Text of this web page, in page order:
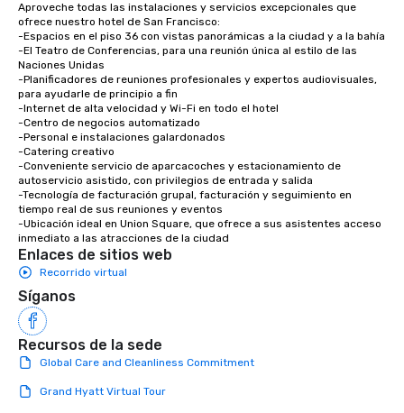
Aproveche todas las instalaciones y servicios excepcionales que
ofrece nuestro hotel de San Francisco:
-Espacios en el piso 36 con vistas panorámicas a la ciudad y a la bahía
-El Teatro de Conferencias, para una reunión única al estilo de las
Naciones Unidas
-Planificadores de reuniones profesionales y expertos audiovisuales,
para ayudarle de principio a fin
-Internet de alta velocidad y Wi-Fi en todo el hotel
-Centro de negocios automatizado
-Personal e instalaciones galardonados
-Catering creativo
-Conveniente servicio de aparcacoches y estacionamiento de
autoservicio asistido, con privilegios de entrada y salida
-Tecnología de facturación grupal, facturación y seguimiento en
tiempo real de sus reuniones y eventos
-Ubicación ideal en Union Square, que ofrece a sus asistentes acceso
inmediato a las atracciones de la ciudad
Enlaces de sitios web
Recorrido virtual
Síganos
Recursos de la sede
Global Care and Cleanliness Commitment
Grand Hyatt Virtual Tour